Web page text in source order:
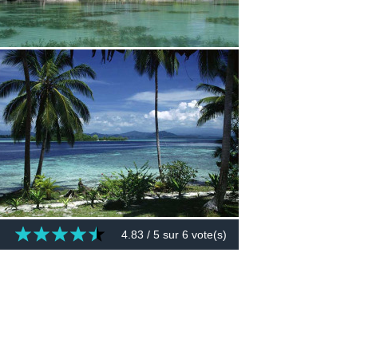
4.83 / 5 sur 6 vote(s)